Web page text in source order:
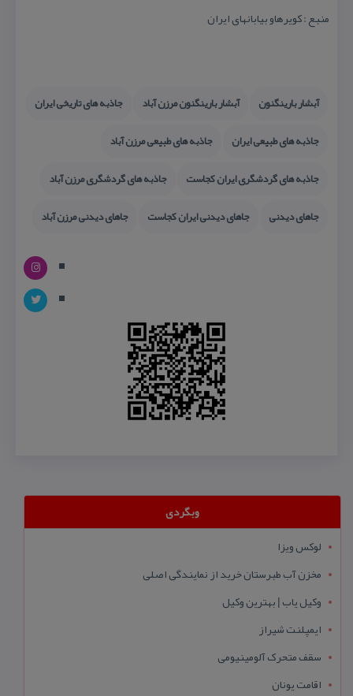
منبع : كویرهاو بیابانهای ایران
آبشار بارینگنون آبشار بارینگنون مرزن آباد
جاذبه های تاریخی ایران
جاذبه های طبیعی ایران
جاذبه های طبیعی مرزن آباد
جاذبه های گردشگری ایران كجاست
جاذبه های گردشگری مرزن آباد
جاهای دیدنی
جاهای دیدنی ایران كجاست جاهای دیدنی مرزن آباد
وبگردی
لوکس ویزا
مخزن آب طبرستان خرید از نمایندگی اصلی
وکیل یاب | بهترین وکیل
ایمپلنت شیراز
سقف متحرک آلومینیومی
اقامت یونان